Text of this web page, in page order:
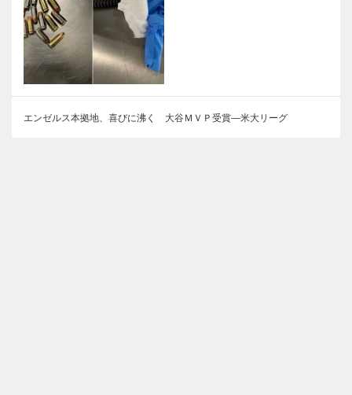
エンゼルス本拠地、喜びに沸く 大谷ＭＶＰ受賞―米大リーグ